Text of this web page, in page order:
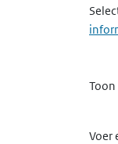
Toon
Voer